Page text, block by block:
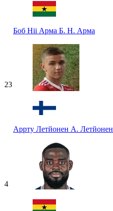
Боб Ніі Арма Б. Н. Арма
23
Аррту Летйонен А. Летйонен
4